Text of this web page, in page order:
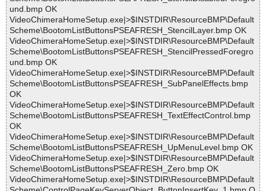
und.bmp OK
VideoChimeraHomeSetup.exe|>$INSTDIR\ResourceBMP\Default
Scheme\BootomListButtonsPSEAFRESH_StencilLayer.bmp OK
VideoChimeraHomeSetup.exe|>$INSTDIR\ResourceBMP\Default
Scheme\BootomListButtonsPSEAFRESH_StencilPressedForegro
und.bmp OK
VideoChimeraHomeSetup.exe|>$INSTDIR\ResourceBMP\Default
Scheme\BootomListButtonsPSEAFRESH_SubPanelEffects.bmp
OK
VideoChimeraHomeSetup.exe|>$INSTDIR\ResourceBMP\Default
Scheme\BootomListButtonsPSEAFRESH_TextEffectControl.bmp
OK
VideoChimeraHomeSetup.exe|>$INSTDIR\ResourceBMP\Default
Scheme\BootomListButtonsPSEAFRESH_UpMenuLevel.bmp OK
VideoChimeraHomeSetup.exe|>$INSTDIR\ResourceBMP\Default
Scheme\BootomListButtonsPSEAFRESH_Zero.bmp OK
VideoChimeraHomeSetup.exe|>$INSTDIR\ResourceBMP\Default